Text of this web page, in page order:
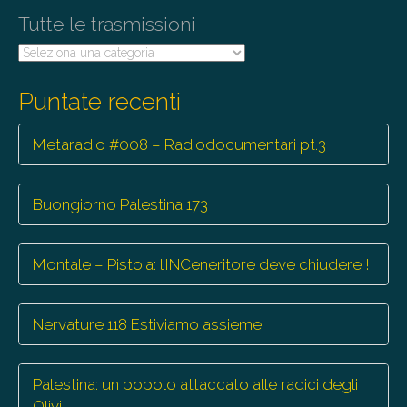
n
Tutte le trasmissioni
Tutte
Puntate recenti
Metaradio #008 – Radiodocumentari pt.3
Buongiorno Palestina 173
Montale – Pistoia: l’INCeneritore deve chiudere !
Nervature 118 Estiviamo assieme
Palestina: un popolo attaccato alle radici degli